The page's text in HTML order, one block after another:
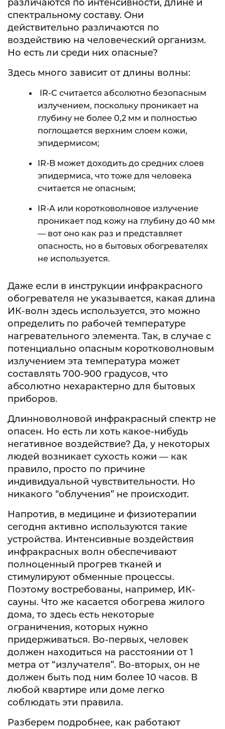
различаются по интенсивности, длине и
спектральному составу. Они
действительно различаются по
воздействию на человеческий организм.
Но есть ли среди них опасные?
Здесь много зависит от длины волны:
IR-C считается абсолютно безопасным
излучением, поскольку проникает на
глубину не более 0,2 мм и полностью
поглощается верхним слоем кожи,
эпидермисом;
IR-B может доходить до средних слоев
эпидермиса, что тоже для человека
считается не опасным;
IR-A или коротковолновое излучение
проникает под кожу на глубину до 40 мм
— вот оно как раз и представляет
опасность, но в бытовых обогревателях
не используется.
Даже если в инструкции инфракрасного
обогревателя не указывается, какая длина
ИК-волн здесь используется, это можно
определить по рабочей температуре
нагревательного элемента. Так, в случае с
потенциально опасным коротковолновым
излучением эта температура может
составлять 700-900 градусов, что
абсолютно нехарактерно для бытовых
приборов.
Длинноволновой инфракрасный спектр не
опасен. Но есть ли хоть какое-нибудь
негативное воздействие? Да, у некоторых
людей возникает сухость кожи — как
правило, просто по причине
индивидуальной чувствительности. Но
никакого “облучения” не происходит.
Напротив, в медицине и физиотерапии
сегодня активно используются такие
устройства. Интенсивные воздействия
инфракрасных волн обеспечивают
полноценный прогрев тканей и
стимулируют обменные процессы.
Поэтому востребованы, например, ИК-
сауны. Что же касается обогрева жилого
дома, то здесь есть некоторые
ограничения, которых нужно
придерживаться. Во-первых, человек
должен находиться на расстоянии от 1
метра от “излучателя”. Во-вторых, он не
должен быть под ним более 10 часов. В
любой квартире или доме легко
соблюдать эти правила.
Разберем подробнее, как работают